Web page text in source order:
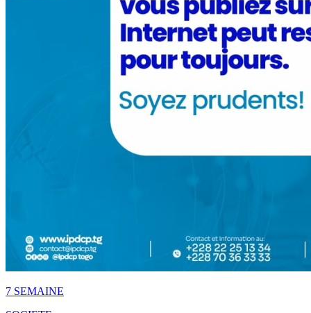
7 SEMAINE